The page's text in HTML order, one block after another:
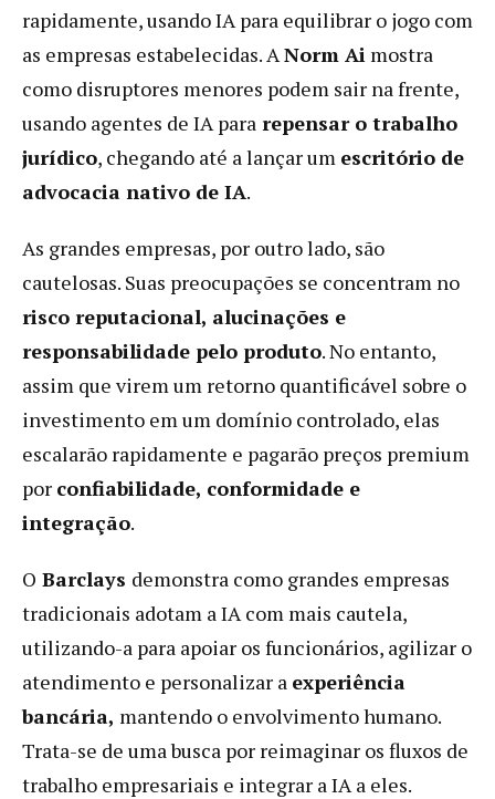
rapidamente, usando IA para equilibrar o jogo com
as empresas estabelecidas. ANorm Ai mostra
como disruptores menores podem sair na frente,
usando agentes de IA para repensar o trabalho
jurídico, chegando até a lançar um escritório de
advocacia nativo de IA.
As grandes empresas, por outro lado, são
cautelosas. Suas preocupações se concentram no
risco reputacional, alucinações e
responsabilidade pelo produto. No entanto,
assim que virem um retorno quantificável sobre o
investimento em um domínio controlado, elas
escalarão rapidamente e pagarão preços premium
por confiabilidade, conformidade e
integração.
O Barclays demonstra como grandes empresas
tradicionais adotam a IA com mais cautela,
utilizando-a para apoiar os funcionários, agilizar o
atendimento e personalizar a experiência
bancária, mantendo o envolvimento humano.
Trata-se de uma busca por reimaginar os fluxos de
trabalho empresariais e integrar a IA a eles.